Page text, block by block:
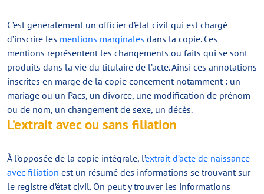
C’est généralement un officier d’état civil qui est chargé
d’inscrire les mentions marginales dans la copie. Ces
mentions représentent les changements ou faits qui se sont
produits dans la vie du titulaire de l’acte. Ainsi ces annotations
inscrites en marge de la copie concernent notamment : un
mariage ou un Pacs, un divorce, une modification de prénom
ou de nom, un changement de sexe, un décès.
L’extrait avec ou sans filiation
À l’opposée de la copie intégrale, l’extrait d’acte de naissance
avec filiation est un résumé des informations se trouvant sur
le registre d’état civil. On peut y trouver les informations